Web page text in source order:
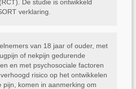
De studie is ontwikkeld
verklaring.
van 18 jaar of ouder, met
of nekpijn gedurende
en met psychosociale factoren
risico op het ontwikkelen
pijn, komen in aanmerking om